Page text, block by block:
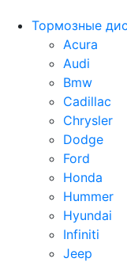
Тормозные
Acura
Audi
Bmw
Cadillac
Chrysler
Dodge
Ford
Honda
Hummer
Hyundai
Infiniti
Jeep